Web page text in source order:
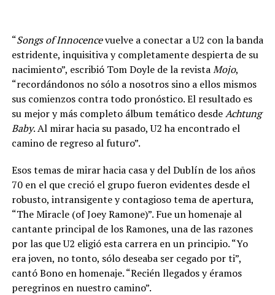
“Songs of Innocencevuelve a conectar a U2 con la banda
estridente, inquisitiva y completamente despierta de su
nacimiento”, escribió Tom Doyle de la revistaMojo,
“recordándonos no sólo a nosotros sino a ellos mismos
sus comienzos contra todo pronóstico. El resultado es
su mejor y más completo álbum temático desdeAchtung
Baby. Al mirar hacia su pasado, U2 ha encontrado el
camino de regreso al futuro”.
Esos temas de mirar hacia casa y del Dublín de los años
70 en el que creció el grupo fueron evidentes desde el
robusto, intransigente y contagioso tema de apertura,
“The Miracle (of Joey Ramone)”. Fue un homenaje al
cantante principal de los Ramones, una de las razones
por las que U2 eligió esta carrera en un principio. “Yo
era joven, no tonto, sólo deseaba ser cegado por ti”,
cantó Bono en homenaje. “Recién llegados y éramos
peregrinos en nuestro camino”.